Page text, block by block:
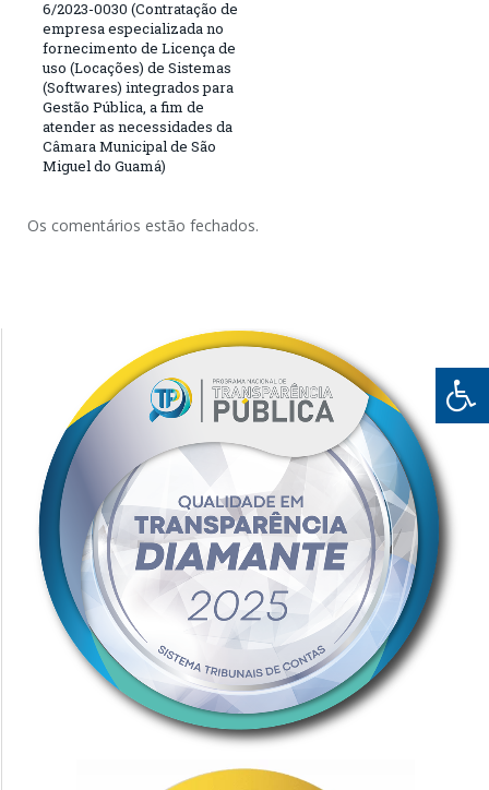
6/2023-0030 (Contratação de
empresa especializada no
fornecimento de Licença de
uso (Locações) de Sistemas
(Softwares) integrados para
Gestão Pública, a fim de
atender as necessidades da
Câmara Municipal de São
Miguel do Guamá)
Os comentários estão fechados.